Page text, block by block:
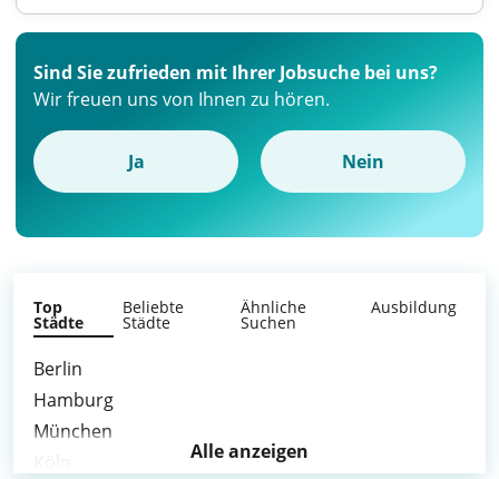
Sind Sie zufrieden mit Ihrer Jobsuche bei uns?
Wir freuen uns von Ihnen zu hören.
Ja Nein
Top
Städte
Beliebte
Städte
Ähnliche
Suchen
Ausbildung
Berlin
Hamburg
München
Alle anzeigen